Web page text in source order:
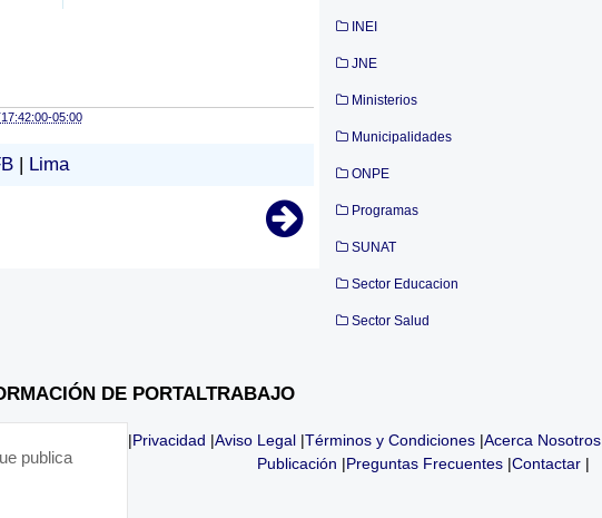
05:00
| Lima
INEI
JNE
Ministerios
Municipalidades
ONPE
Programas
SUNAT
Sector Educacion
Sector Salud
DE PORTALTRABAJO
publica
|Privacidad |Aviso Legal |Términos y Condiciones |Acerca Nosotros
Publicación |Preguntas Frecuentes|Contactar|